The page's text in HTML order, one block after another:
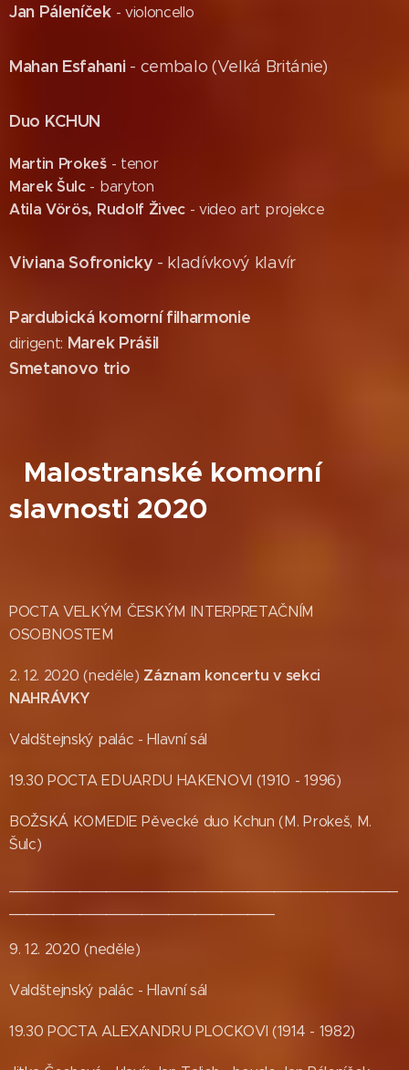
Jan Páleníček- violoncello
Mahan Esfahani- cembalo (Velká Británie)
Duo KCHUN
Martin Prokeš - tenor
Marek Šulc - baryton
Atila Vörös, Rudolf Živec - video art projekce
Viviana Sofronicky - kladívkový klavír
Pardubická komorní filharmonie
dirigent: Marek Prášil
Smetanovo trio
Malostranské komorní
slavnosti 2020
POCTA VELKÝM ČESKÝM INTERPRETAČNÍM
OSOBNOSTEM
2. 12. 2020 (neděle) Záznam koncertu v sekci
NAHRÁVKY
Valdštejnský palác - Hlavní sál
19.30 POCTA EDUARDU HAKENOVI (1910 - 1996)
BOŽSKÁ KOMEDIE Pěvecké duo Kchun (M. Prokeš, M.
Šulc)
9. 12. 2020 (neděle)
Valdštejnský palác - Hlavní sál
19.30 POCTA ALEXANDRU PLOCKOVI (1914 - 1982)